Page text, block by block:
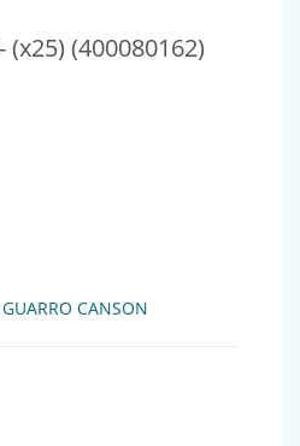
(x25) (400080162)
Ref:701122 cantidad
GUARRO CANSON